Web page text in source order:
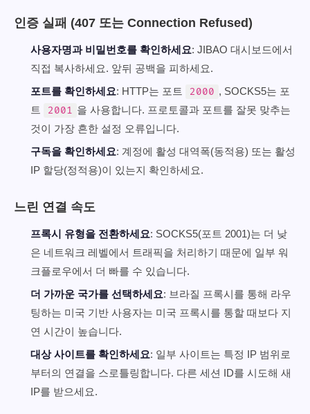
인증 실패 (407 또는 Connection Refused)
사용자명과 비밀번호를 확인하세요: JIBAO 대시보드에서
직접 복사하세요. 앞뒤 공백을 피하세요.
포트를 확인하세요: HTTP는 포트 2000 , SOCKS5는 포
트
2001 을 사용합니다. 프로토콜과 포트를 잘못 맞추는
것이 가장 흔한 설정 오류입니다.
구독을 확인하세요: 계정에 활성 대역폭(동적용) 또는 활성
IP 할당(정적용)이 있는지 확인하세요.
느린 연결 속도
프록시 유형을 전환하세요: SOCKS5(포트 2001)는 더 낮
은 네트워크 레벨에서 트래픽을 처리하기 때문에 일부 워
크플로우에서 더 빠를 수 있습니다.
더 가까운 국가를 선택하세요: 브라질 프록시를 통해 라우
팅하는 미국 기반 사용자는 미국 프록시를 통할 때보다 지
연 시간이 높습니다.
대상 사이트를 확인하세요: 일부 사이트는 특정 IP 범위로
부터의 연결을 스로틀링합니다. 다른 세션 ID를 시도해 새
IP를 받으세요.